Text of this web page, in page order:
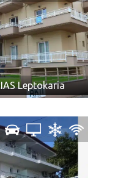
4 putnika) – doplata 30€
Sremska Mitrovica,
– doplata 25€
Ruma, Bečej
20€
(minimum 4 putnika) –
Pojate – popust 5€
– popust 10€
putnike koji koriste samo
Leptokaria